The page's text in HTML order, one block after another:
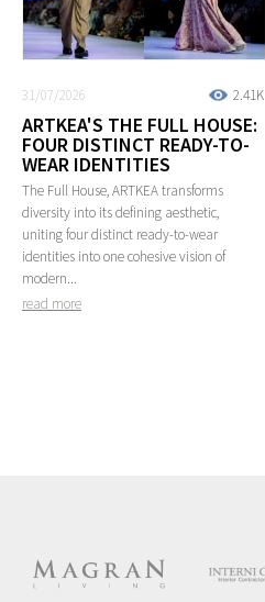
2.41K
31/07/2026
ARTKEA'S THE FULL HOUSE:
FOUR DISTINCT READY-TO-
WEAR IDENTITIES
The Full House, ARTKEA transforms
diversity into its defining aesthetic,
uniting four distinct ready-to-wear
identities into one cohesive vision of
modern...
read more